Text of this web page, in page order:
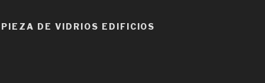
DE VIDRIOS EDIFICIOS